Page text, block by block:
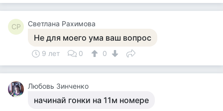
СР Светлана Рахимова
Не для моего ума ваш вопрос
9 лет 0 0
Любовь Зинченко
начинай гонки на 11м номере